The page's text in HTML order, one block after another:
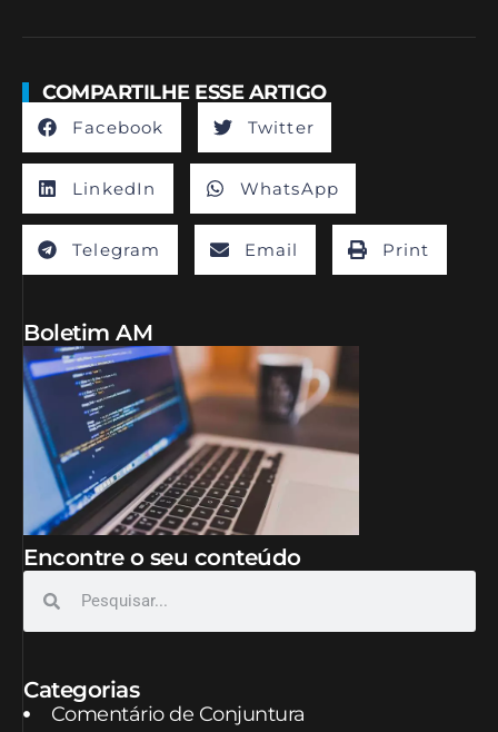
COMPARTILHE ESSE ARTIGO
Facebook Twitter
LinkedIn WhatsApp
Telegram Email Print
Boletim AM
Encontre o seu conteúdo
Categorias
Comentário de Conjuntura